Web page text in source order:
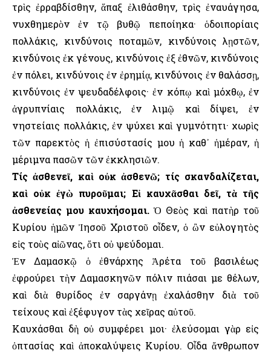
τρὶς ἐρραβδίσθην, ἅπαξ ἐλιθάσθην, τρὶς ἐναυάγησα,
νυχθημερὸν ἐν τῷ βυθῷ πεποίηκα· ὁδοιπορίαις
πολλάκις, κινδύνοις ποταμῶν, κινδύνοις λῃστῶν,
κινδύνοις ἐκ γένους, κινδύνοις ἐξ ἐθνῶν, κινδύνοις
ἐν πόλει, κινδύνοις ἐν ἐρημίᾳ, κινδύνοις ἐν θαλάσσῃ,
κινδύνοις ἐν ψευδαδέλφοις· ἐν κόπῳ καὶ μόχθῳ, ἐν
ἀγρυπνίαις πολλάκις, ἐν λιμῷ καὶ δίψει, ἐν
νηστείαις πολλάκις, ἐν ψύχει καὶ γυμνότητι· χωρὶς
τῶν παρεκτὸς ἡ ἐπισύστασίς μου ἡ καθ᾿ ἡμέραν, ἡ
μέριμνα πασῶν τῶν ἐκκλησιῶν.
Τίς ἀσθενεῖ, καὶ οὐκ ἀσθενῶ; τίς σκανδαλίζεται,
καὶ οὐκ ἐγὼ πυροῦμαι; Εἰ καυχᾶσθαι δεῖ, τὰ τῆς
ἀσθενείας μου καυχήσομαι. Ὁ Θεὸς καὶ πατὴρ τοῦ
Κυρίου ἡμῶν Ἰησοῦ Χριστοῦ οἶδεν, ὁ ὢν εὐλογητὸς
εἰς τοὺς αἰῶνας, ὅτι οὐ ψεύδομαι.
Ἐν Δαμασκῷ ὁ ἐθνάρχης Ἀρέτα τοῦ βασιλέως
ἐφρούρει τὴν Δαμασκηνῶν πόλιν πιάσαι με θέλων,
καὶ διὰ θυρίδος ἐν σαργάνῃ ἐχαλάσθην διὰ τοῦ
τείχους καὶ ἐξέφυγον τὰς χεῖρας αὐτοῦ.
Καυχάσθαι δὴ οὐ συμφέρει μοι· ἐλεύσομαι γὰρ εἰς
ὀπτασίας καὶ ἀποκαλύψεις Κυρίου. Οἶδα ἄνθρωπον